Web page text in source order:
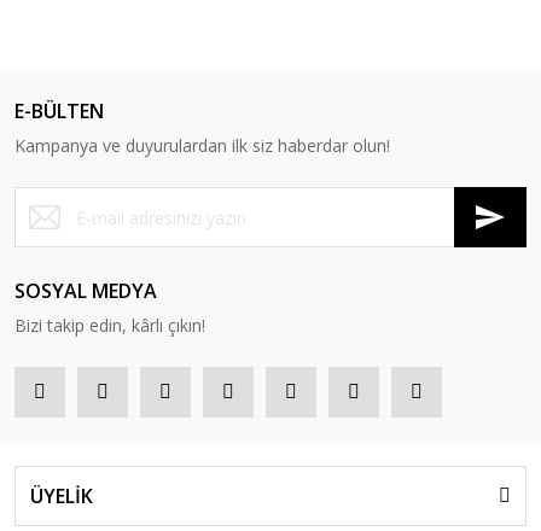
E-BÜLTEN
Kampanya ve duyurulardan ilk siz haberdar olun!
SOSYAL MEDYA
Bizi takip edin, kârlı çıkın!
ÜYELİK